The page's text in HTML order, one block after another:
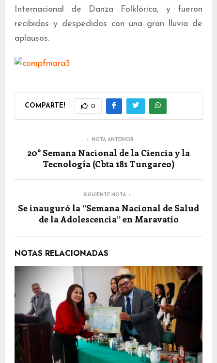
Internacional de Danza Folklórica, y fueron
recibidos y despedidos con una gran lluvia de
aplausos.
COMPARTE! 0
NOTA ANTERIOR
20° Semana Nacional de la Ciencia y la
Tecnología (Cbta 181 Tungareo)
SIGUIENTE NOTA
Se inauguró la “Semana Nacional de Salud
de la Adolescencia” en Maravatío
NOTAS RELACIONADAS